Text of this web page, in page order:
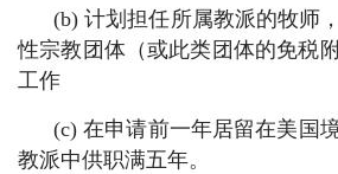
(b) 计划担任所属教派的牧师
性宗教团体（或此类团体的免税
工作
(c) 在申请前一年居留在美国
教派中供职满五年。